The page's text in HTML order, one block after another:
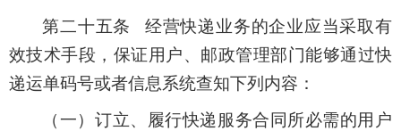
第二十五条 经营快递业务的企业应当采取有
效技术手段，保证用户、邮政管理部门能够通过快
递运单码号或者信息系统查知下列内容：
（一）订立、履行快递服务合同所必需的用户